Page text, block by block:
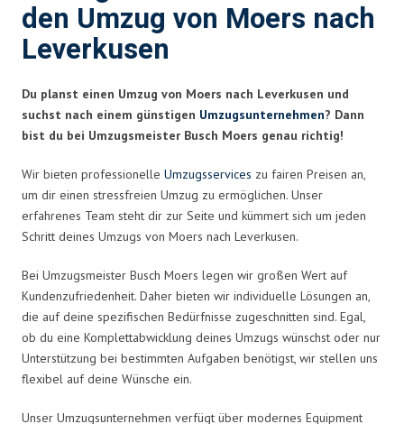
den Umzug von Moers nach
Leverkusen
Du planst einen Umzug von Moers nach Leverkusen und
suchst nach einem günstigen Umzugsunternehmen? Dann
bist du bei Umzugsmeister Busch Moers genau richtig!
Wir bieten professionelle Umzugsservices zu fairen Preisen an,
um dir einen stressfreien Umzug zu ermöglichen. Unser
erfahrenes Team steht dir zur Seite und kümmert sich um jeden
Schritt deines Umzugs von Moers nach Leverkusen.
Bei Umzugsmeister Busch Moers legen wir großen Wert auf
Kundenzufriedenheit. Daher bieten wir individuelle Lösungen an,
die auf deine spezifischen Bedürfnisse zugeschnitten sind. Egal,
ob du eine Komplettabwicklung deines Umzugs wünschst oder nur
Unterstützung bei bestimmten Aufgaben benötigst, wir stellen uns
flexibel auf deine Wünsche ein.
Unser Umzugsunternehmen verfügt über modernes Equipment